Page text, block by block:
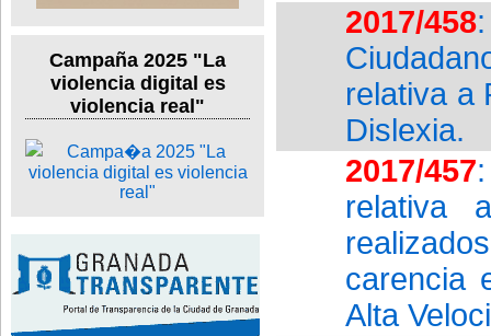
Campaña 2025 "La
violencia digital es
violencia real"
2017/458
relativa a
Dislexia.
2017/457
relativa
carencia
Alta